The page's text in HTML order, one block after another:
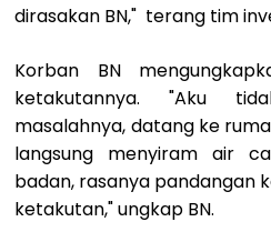
dirasakan BN," terang tim
Korban BN
ketakutannya. "Aku
masalahnya, datang ke
langsung menyiram air
badan, rasanya pandangan
ketakutan," ungkap BN.